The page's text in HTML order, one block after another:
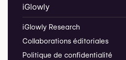
iGlowly
iGlowly Research
Collaborations éditoriales
Politique de confidentialité